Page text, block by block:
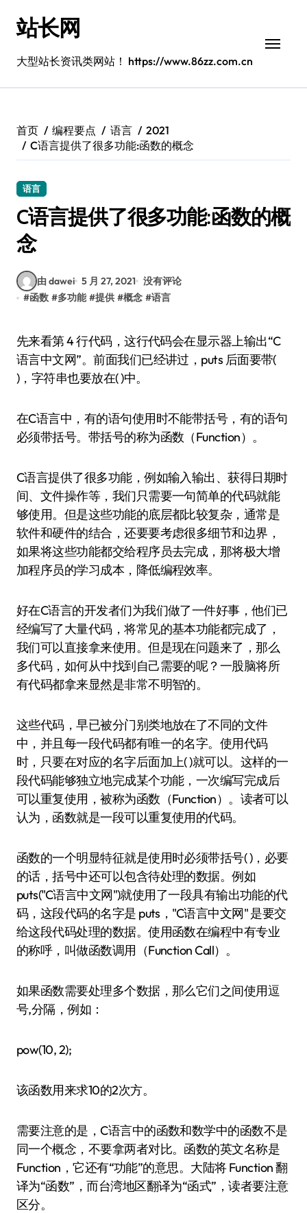
站长网
大型站长资讯类网站！ https://www.86zz.com.cn
首页 编程要点 语言
2021
C语言提供了很多功能:函数的概念
语言
C语言提供了很多功能:函数的概
念
由 dawei 5 月 27, 2021 没有评论
#函数 #多功能 #提供 #概念 #语言
先来看第 4 行代码，这行代码会在显示器上输出“C
语言中文网”。前面我们已经讲过，puts 后面要带(
)，字符串也要放在( )中。
在C语言中，有的语句使用时不能带括号，有的语句
必须带括号。带括号的称为函数（Function）。
C语言提供了很多功能，例如输入输出、获得日期时
间、文件操作等，我们只需要一句简单的代码就能
够使用。但是这些功能的底层都比较复杂，通常是
软件和硬件的结合，还要要考虑很多细节和边界，
如果将这些功能都交给程序员去完成，那将极大增
加程序员的学习成本，降低编程效率。
好在C语言的开发者们为我们做了一件好事，他们已
经编写了大量代码，将常见的基本功能都完成了，
我们可以直接拿来使用。但是现在问题来了，那么
多代码，如何从中找到自己需要的呢？一股脑将所
有代码都拿来显然是非常不明智的。
这些代码，早已被分门别类地放在了不同的文件
中，并且每一段代码都有唯一的名字。使用代码
时，只要在对应的名字后面加上( )就可以。这样的一
段代码能够独立地完成某个功能，一次编写完成后
可以重复使用，被称为函数（Function）。读者可以
认为，函数就是一段可以重复使用的代码。
函数的一个明显特征就是使用时必须带括号( )，必要
的话，括号中还可以包含待处理的数据。例如
puts("C语言中文网")就使用了一段具有输出功能的代
码，这段代码的名字是 puts，"C语言中文网" 是要交
给这段代码处理的数据。使用函数在编程中有专业
的称呼，叫做函数调用（Function Call）。
如果函数需要处理多个数据，那么它们之间使用逗
号,分隔，例如：
pow(10, 2);
该函数用来求10的2次方。
需要注意的是，C语言中的函数和数学中的函数不是
同一个概念，不要拿两者对比。函数的英文名称是
Function，它还有“功能”的意思。大陆将 Function 翻
译为“函数”，而台湾地区翻译为“函式”，读者要注意
区分。